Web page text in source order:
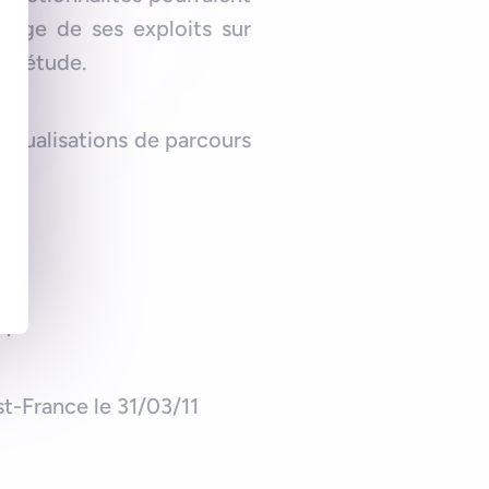
de ses exploits sur
l’étude.
de parcours
!
France le 31/03/11